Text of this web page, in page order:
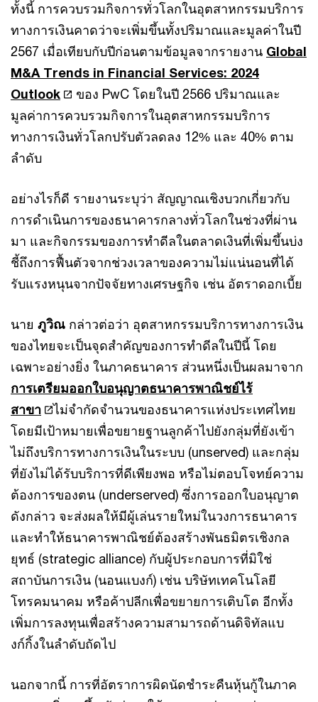
ทั้งนี้ การควบรวมกิจการทั่วโลกในอุตสาหกรรมบริการ
ทางการเงินคาดว่าจะเพิ่มขึ้นทั้งปริมาณและมูลค่าในปี
2567 เมื่อเทียบกับปีก่อนตามข้อมูลจากรายงาน Global
M&A Trends in Financial Services: 2024
Outlook
ของ PwC โดยในปี 2566 ปริมาณและ
มูลค่าการควบรวมกิจการในอุตสาหกรรมบริการ
ทางการเงินทั่วโลกปรับตัวลดลง 12% และ 40% ตาม
ลำดับ
อย่างไรก็ดี รายงานระบุว่า สัญญาณเชิงบวกเกี่ยวกับ
การดำเนินการของธนาคารกลางทั่วโลกในช่วงที่ผ่าน
มา และกิจกรรมของการทำดีลในตลาดเงินที่เพิ่มขึ้นบ่ง
ชี้ถึงการฟื้นตัวจากช่วงเวลาของความไม่แน่นอนที่ได้
รับแรงหนุนจากปัจจัยทางเศรษฐกิจ เช่น อัตราดอกเบี้ย
นาย ภูวิณ กล่าวต่อว่า อุตสาหกรรมบริการทางการเงิน
ของไทยจะเป็นจุดสำคัญของการทำดีลในปีนี้ โดย
เฉพาะอย่างยิ่ง ในภาคธนาคาร ส่วนหนึ่งเป็นผลมาจาก
การเตรียมออกใบอนุญาตธนาคารพาณิชย์ไร้
สาขา
ไม่จำกัดจำนวนของธนาคารแห่งประเทศไทย
โดยมีเป้าหมายเพื่อขยายฐานลูกค้าไปยังกลุ่มที่ยังเข้า
ไม่ถึงบริการทางการเงินในระบบ (unserved) และกลุ่ม
ที่ยังไม่ได้รับบริการที่ดีเพียงพอ หรือไม่ตอบโจทย์ความ
ต้องการของตน (underserved) ซึ่งการออกใบอนุญาต
ดังกล่าว จะส่งผลให้มีผู้เล่นรายใหม่ในวงการธนาคาร
และทำให้ธนาคารพาณิชย์ต้องสร้างพันธมิตรเชิงกล
ยุทธ์ (strategic alliance) กับผู้ประกอบการที่มิใช่
สถาบันการเงิน (นอนแบงก์) เช่น บริษัทเทคโนโลยี
โทรคมนาคม หรือค้าปลีกเพื่อขยายการเติบโต อีกทั้ง
เพิ่มการลงทุนเพื่อสร้างความสามารถด้านดิจิทัลแบ
งก์กิ้งในลำดับถัดไป
นอกจากนี้ การที่อัตราการผิดนัดชำระคืนหุ้นกู้ในภาค